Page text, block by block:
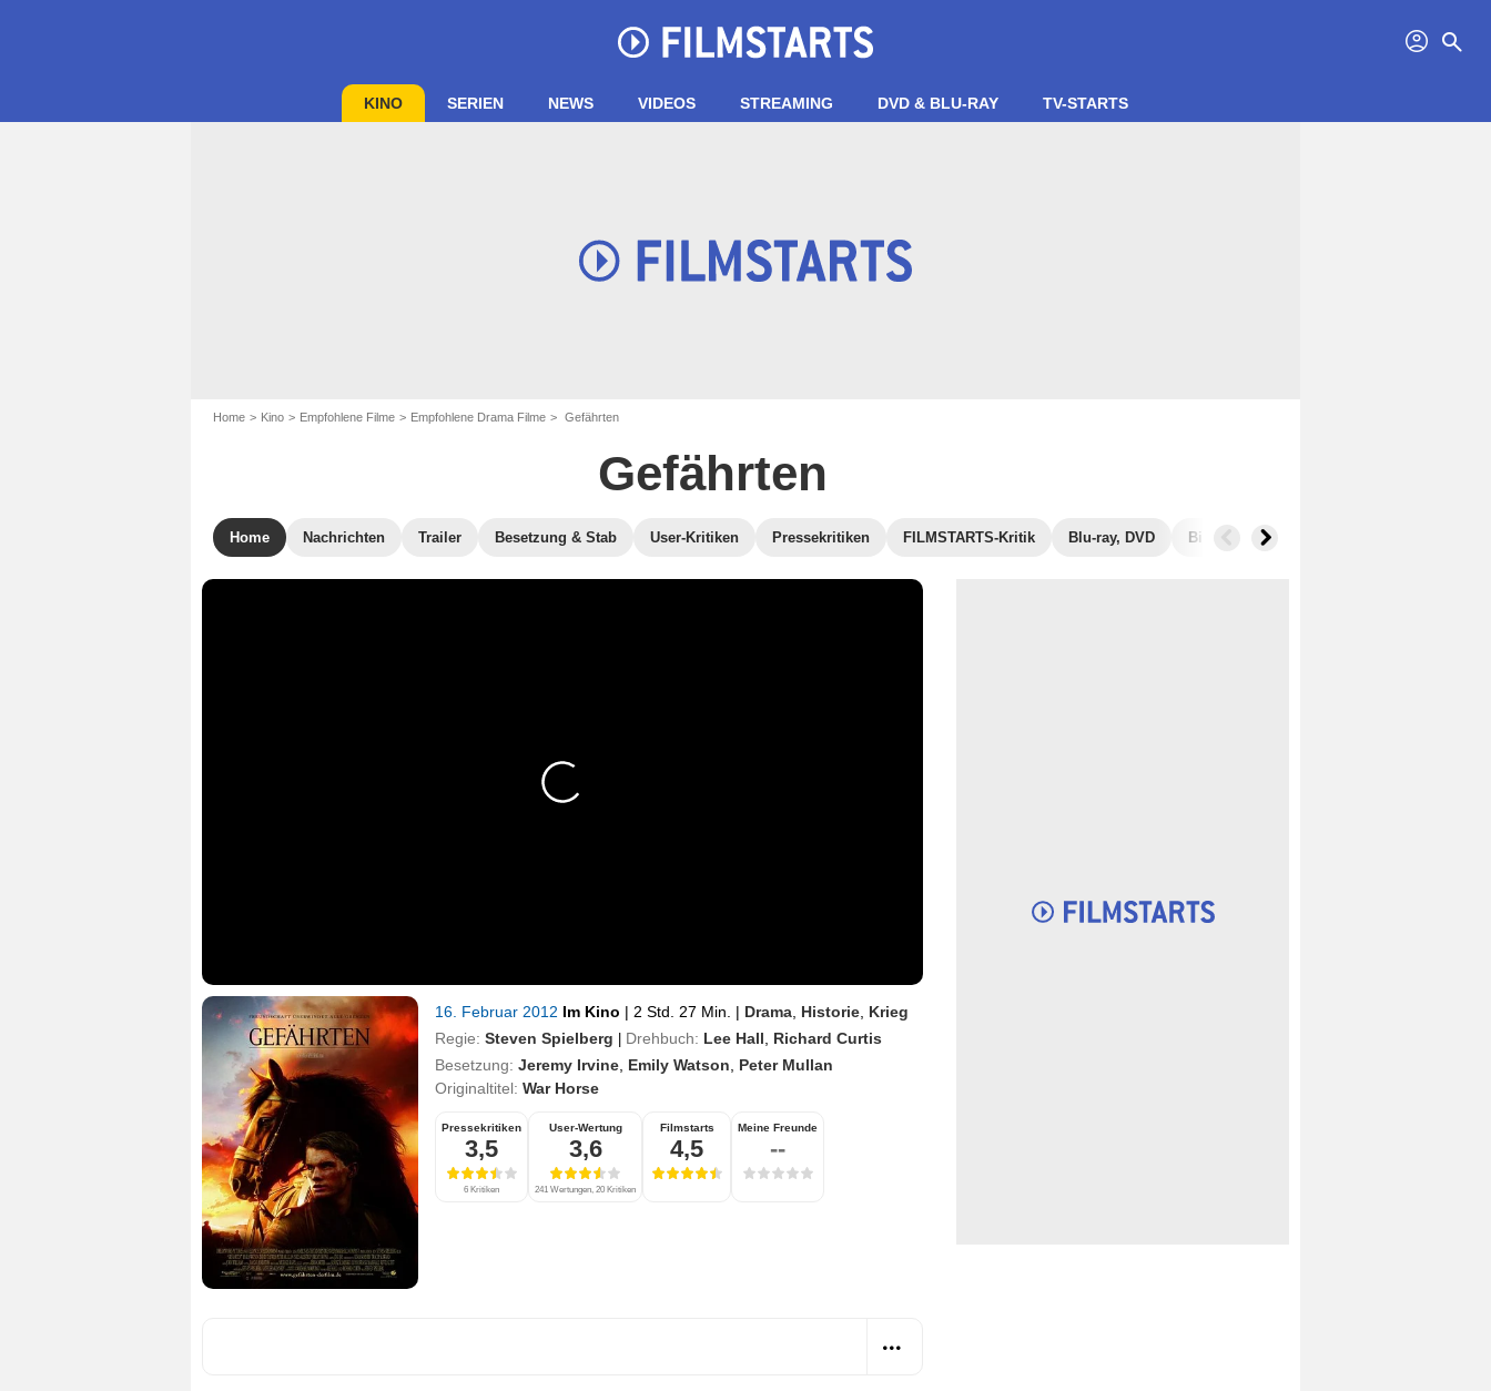
profil search
KINO SERIEN NEWS VIDEOS STREAMING DVD & BLU-RAY TV-STARTS
Home Kino Empfohlene Filme Empfohlene Drama Filme Gefährten
Gefährten
Home Nachrichten Trailer Besetzung & Stab User-Kritiken Pressekritiken FILMSTARTS-Kritik Blu-ray, DVD Bilder Musik
16. Februar 2012 Im Kino | 2 Std. 27 Min. | Drama Historie Krieg
Regie: Steven Spielberg | Drehbuch: Lee Hall
Richard Curtis
Besetzung: Jeremy Irvine Emily Watson
Peter Mullan
Originaltitel: War Horse
Pressekritiken
3,5
6 Kritiken
User-Wertung
3,6
241 Wertungen, 20 Kritiken
Filmstarts
4,5
Meine Freunde
--